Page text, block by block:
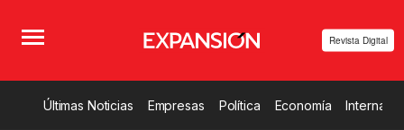
Revista Digital
Últimas Noticias Empresas Política Economía